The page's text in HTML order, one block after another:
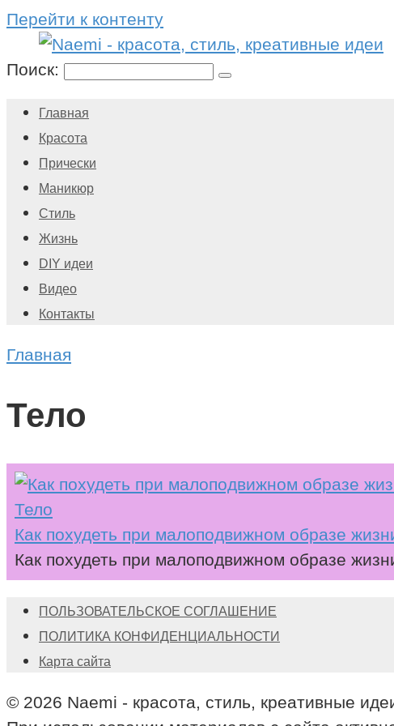
Перейти к контенту
Поиск:
Главная
Красота
Прически
Маникюр
Стиль
Жизнь
DIY идеи
Видео
Контакты
Главная
Тело
Тело
Как похудеть при малоподвижном образе
Как похудеть при малоподвижном образе
ПОЛЬЗОВАТЕЛЬСКОЕ СОГЛАШЕНИЕ
ПОЛИТИКА КОНФИДЕНЦИАЛЬНОСТИ
Карта сайта
© 2026 Naemi - красота, стиль, креативные